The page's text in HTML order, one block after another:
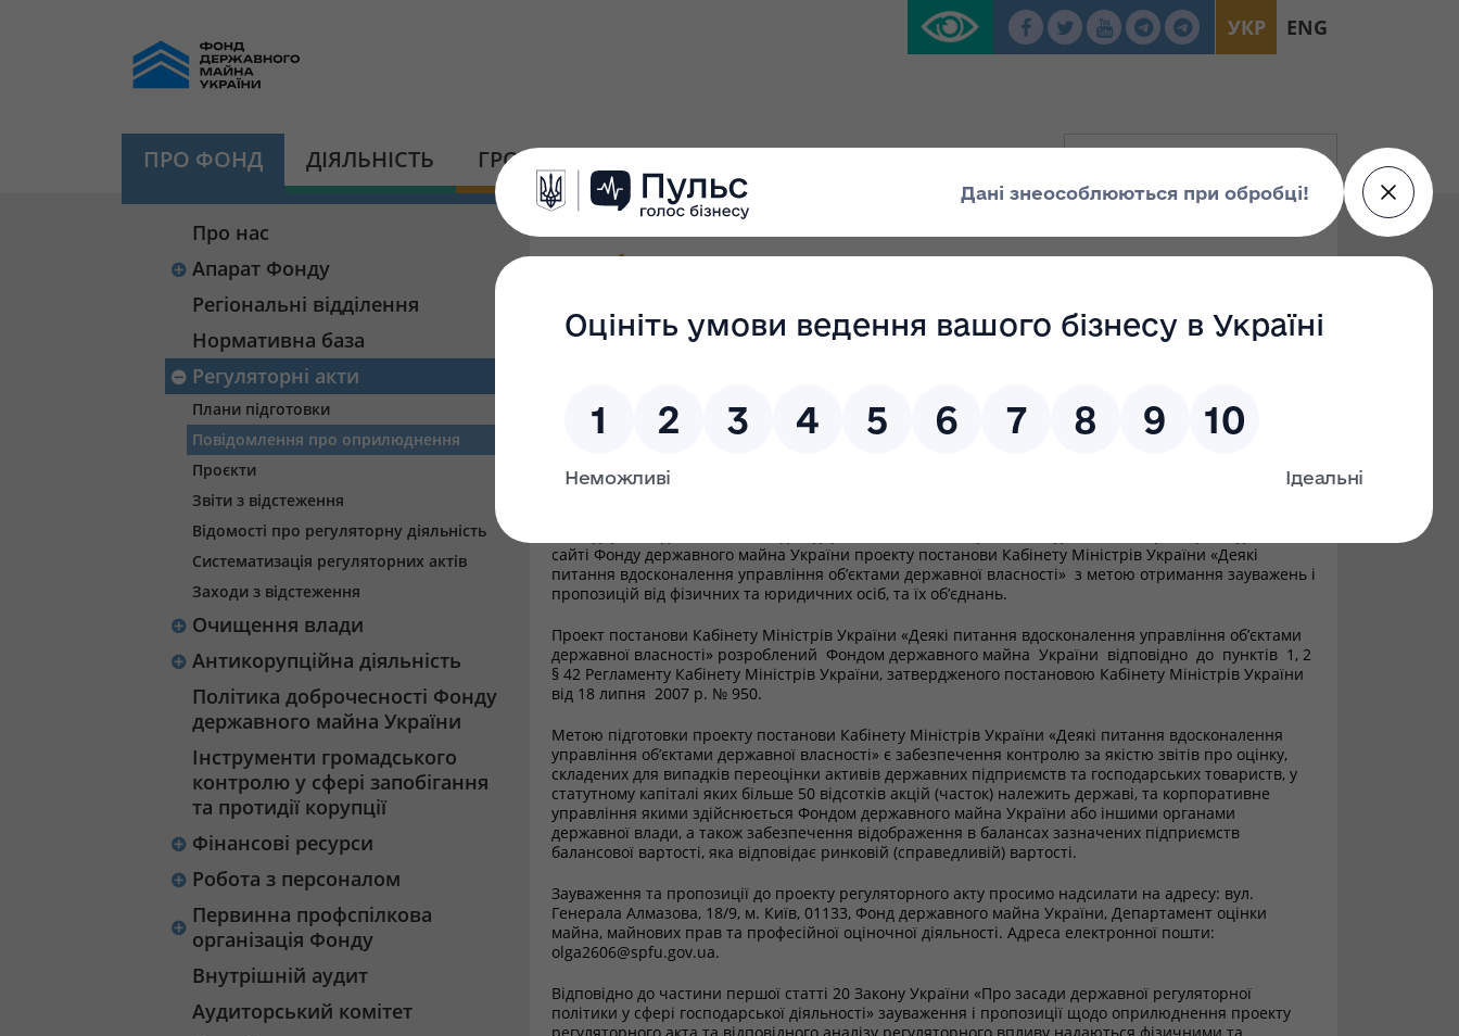
УКР ENG
ПРО ФОНД ДІЯЛЬНІСТЬ ГРОМАДСЬКА ПЛАТФОРМА
Про нас
Апарат Фонду
Регіональні відділення
Нормативна база
Регуляторні акти
Плани підготовки
Повідомлення про оприлюднення
Проєкти
Звіти з відстеження
Відомості про регуляторну діяльність
Систематизація регуляторних актів
Заходи з відстеження
Очищення влади
Антикорупційна діяльність
Політика доброчесності Фонду
державного майна України
Інструменти громадського
контролю у сфері запобігання
та протидії корупції
Фінансові ресурси
Робота з персоналом
Первинна профспілкова
організація Фонду
Внутрішній аудит
Аудиторський комітет
Повідомлення про оприлюднення проекту
постанови Кабінету Міністрів України
«Деякі питання вдосконалення управління
Повідомлення про оприлюднення проекту
сайті Фонду державного майна України проекту постанови Кабінету Міністрів України «Деякі
питання вдосконалення управління об’єктами державної власності» з метою отримання зауважень і
пропозицій від фізичних та юридичних осіб, та їх об’єднань.
Проект постанови Кабінету Міністрів України «Деякі питання вдосконалення управління об’єктами
державної власності» розроблений Фондом державного майна України відповідно до пунктів 1, 2
§ 42 Регламенту Кабінету Міністрів України, затвердженого постановою Кабінету Міністрів України
від 18 липня 2007 р. № 950.
Метою підготовки проекту постанови Кабінету Міністрів України «Деякі питання вдосконалення
управління об’єктами державної власності» є забезпечення контролю за якістю звітів про оцінку,
складених для випадків переоцінки активів державних підприємств та господарських товариств, у
статутному капіталі яких більше 50 відсотків акцій (часток) належить державі, та корпоративне
управління якими здійснюється Фондом державного майна України або іншими органами
державної влади, а також забезпечення відображення в балансах зазначених підприємств
балансової вартості, яка відповідає ринковій (справедливій) вартості.
Зауваження та пропозиції до проекту регуляторного акту просимо надсилати на адресу: вул.
Генерала Алмазова, 18/9, м. Київ, 01133, Фонд державного майна України, Департамент оцінки
майна, майнових прав та професійної оціночної діяльності. Адреса електронної пошти:
olga2606@spfu.gov.ua.
Відповідно до частини першої статті 20 Закону України «Про засади державної регуляторної
політики у сфері господарської діяльності» зауваження і пропозиції щодо оприлюднення проекту